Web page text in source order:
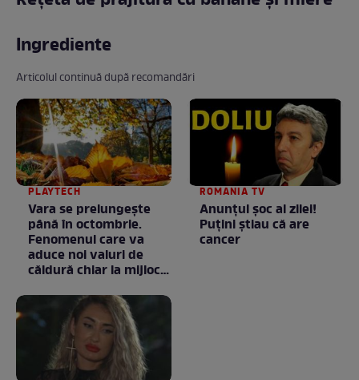
Ingrediente
Articolul continuă după recomandări
PLAYTECH
Vara se prelungeşte
până în octombrie.
Fenomenul care va
aduce noi valuri de
căldură chiar la mijlocul
ROMANIA TV
Anunţul şoc al zilei!
Puţini ştiau că are
cancer